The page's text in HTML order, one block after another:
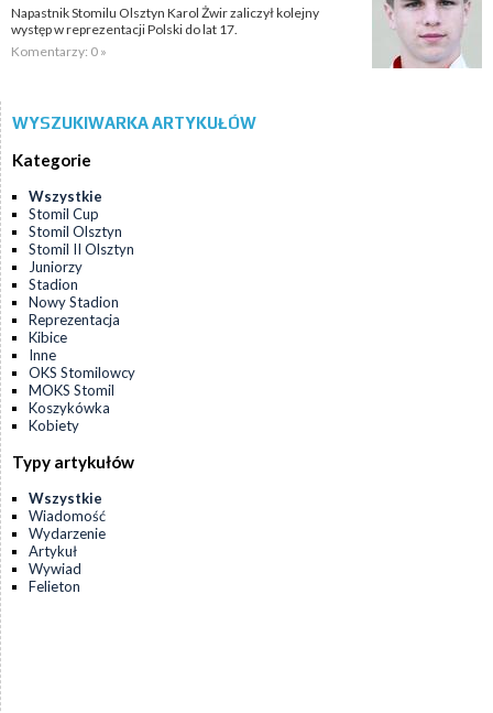
Napastnik Stomilu Olsztyn Karol Żwir zaliczył kolejny
występ w reprezentacji Polski do lat 17.
Komentarzy: 0 »
WYSZUKIWARKA ARTYKUŁÓW
Kategorie
Wszystkie
Stomil Cup
Stomil Olsztyn
Stomil II Olsztyn
Juniorzy
Stadion
Nowy Stadion
Reprezentacja
Kibice
Inne
OKS Stomilowcy
MOKS Stomil
Koszykówka
Kobiety
Typy artykułów
Wszystkie
Wiadomość
Wydarzenie
Artykuł
Wywiad
Felieton